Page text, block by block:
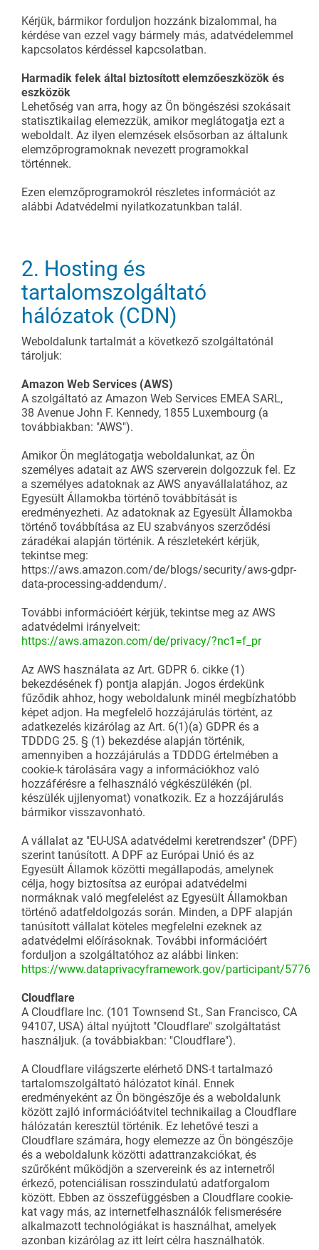
Kérjük, bármikor forduljon hozzánk bizalommal, ha
kérdése van ezzel vagy bármely más, adatvédelemmel
kapcsolatos kérdéssel kapcsolatban.
Harmadik felek által biztosított elemzőeszközök és
eszközök
Lehetőség van arra, hogy az Ön böngészési szokásait
statisztikailag elemezzük, amikor meglátogatja ezt a
weboldalt. Az ilyen elemzések elsősorban az általunk
elemzőprogramoknak nevezett programokkal
történnek.
Ezen elemzőprogramokról részletes információt az
alábbi Adatvédelmi nyilatkozatunkban talál.
2. Hosting és
tartalomszolgáltató
hálózatok (CDN)
Weboldalunk tartalmát a következő szolgáltatónál
tároljuk:
Amazon Web Services (AWS)
A szolgáltató az Amazon Web Services EMEA SARL,
38 Avenue John F. Kennedy, 1855 Luxembourg (a
továbbiakban: "AWS").
Amikor Ön meglátogatja weboldalunkat, az Ön
személyes adatait az AWS szerverein dolgozzuk fel. Ez
a személyes adatoknak az AWS anyavállalatához, az
Egyesült Államokba történő továbbítását is
eredményezheti. Az adatoknak az Egyesült Államokba
történő továbbítása az EU szabványos szerződési
záradékai alapján történik. A részletekért kérjük,
tekintse meg:
https://aws.amazon.com/de/blogs/security/aws-gdpr-
data-processing-addendum/.
További információért kérjük, tekintse meg az AWS
adatvédelmi irányelveit:
https://aws.amazon.com/de/privacy/?nc1=f_pr
Az AWS használata az Art. GDPR 6. cikke (1)
bekezdésének f) pontja alapján. Jogos érdekünk
fűződik ahhoz, hogy weboldalunk minél megbízhatóbb
képet adjon. Ha megfelelő hozzájárulás történt, az
adatkezelés kizárólag az Art. 6(1)(a) GDPR és a
TDDDG 25. § (1) bekezdése alapján történik,
amennyiben a hozzájárulás a TDDDG értelmében a
cookie-k tárolására vagy a információkhoz való
hozzáférésre a felhasználó végkészülékén (pl.
készülék ujjlenyomat) vonatkozik. Ez a hozzájárulás
bármikor visszavonható.
A vállalat az "EU-USA adatvédelmi keretrendszer" (DPF)
szerint tanúsított. A DPF az Európai Unió és az
Egyesült Államok közötti megállapodás, amelynek
célja, hogy biztosítsa az európai adatvédelmi
normáknak való megfelelést az Egyesült Államokban
történő adatfeldolgozás során. Minden, a DPF alapján
tanúsított vállalat köteles megfelelni ezeknek az
adatvédelmi előírásoknak. További információért
forduljon a szolgáltatóhoz az alábbi linken:
https://www.dataprivacyframework.gov/participant/5776
Cloudflare
A Cloudflare Inc. (101 Townsend St., San Francisco, CA
94107, USA) által nyújtott "Cloudflare" szolgáltatást
használjuk. (a továbbiakban: "Cloudflare").
A Cloudflare világszerte elérhető DNS-t tartalmazó
tartalomszolgáltató hálózatot kínál. Ennek
eredményeként az Ön böngészője és a weboldalunk
között zajló információátvitel technikailag a Cloudflare
hálózatán keresztül történik. Ez lehetővé teszi a
Cloudflare számára, hogy elemezze az Ön böngészője
és a weboldalunk közötti adattranzakciókat, és
szűrőként működjön a szervereink és az internetről
érkező, potenciálisan rosszindulatú adatforgalom
között. Ebben az összefüggésben a Cloudflare cookie-
kat vagy más, az internetfelhasználók felismerésére
alkalmazott technológiákat is használhat, amelyek
azonban kizárólag az itt leírt célra használhatók.